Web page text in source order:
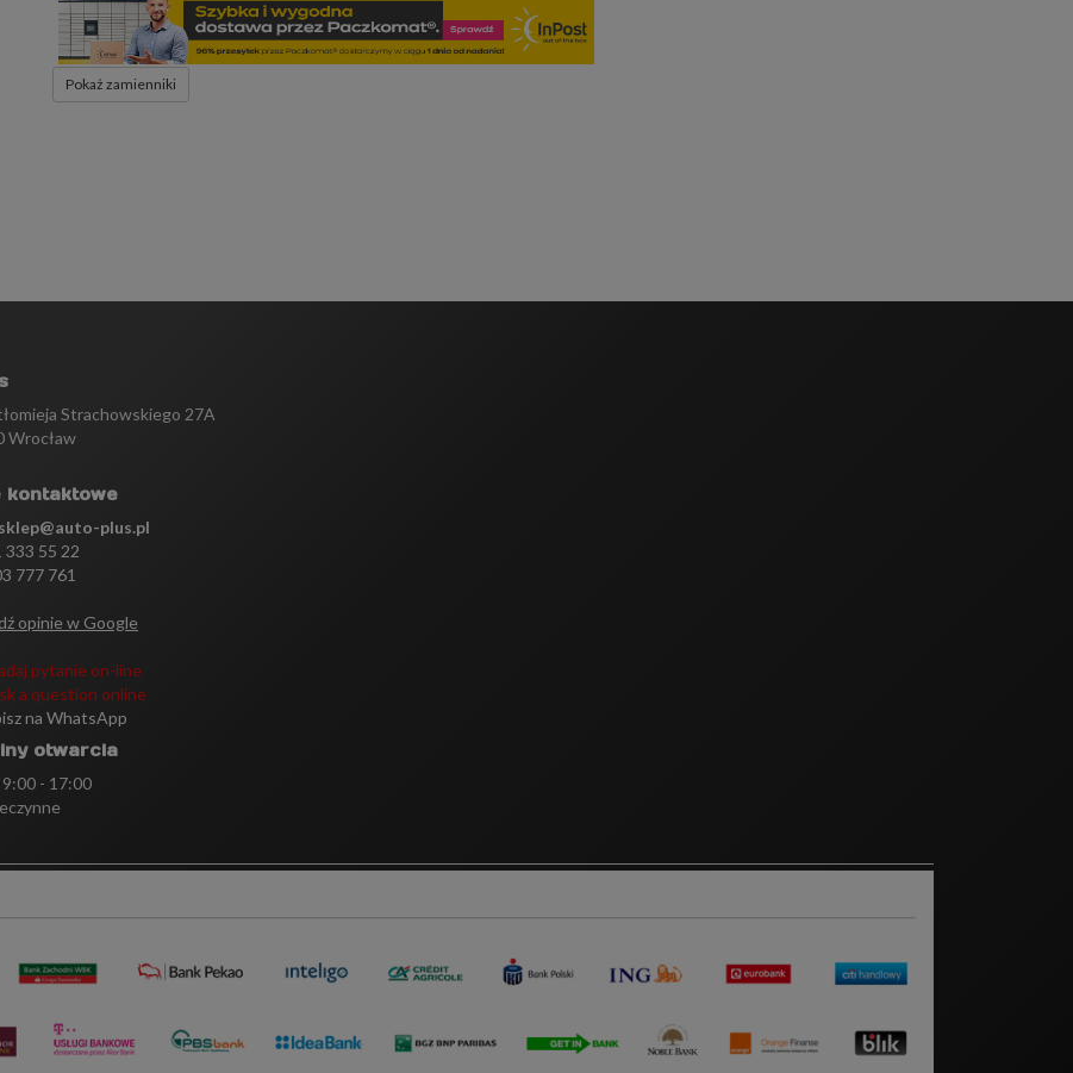
Pokaż zamienniki
Strachowskiego 27A
Wrocław
kontaktowe
sklep@auto-plus.pl
333 55 22
777 761
opinie w Google
pytanie on-line
a question online
na WhatsApp
otwarcia
- 17:00